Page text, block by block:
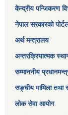
केन्द्रीय पन्जिकरण
नेपाल सरकारको
अर्थ मन्त्रालय
अन्तरक्रियात्मक
सम्माननीय
सङ्‍घीय मामिला तथा
लोक सेवा आयोग